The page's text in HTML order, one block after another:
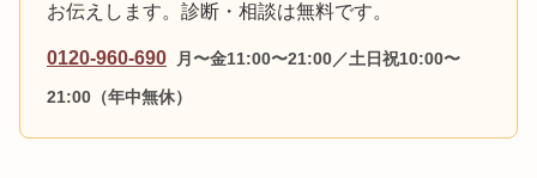
お伝えします。診断・相談は無料です。
0120-960-690
月〜金11:00〜21:00／土日祝10:00〜
21:00（年中無休）